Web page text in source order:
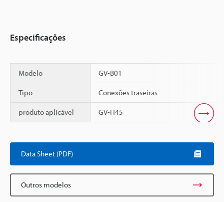
Especificações
Modelo GV-B01
Tipo Conexões traseiras
produto aplicável GV-H45
Data Sheet (PDF)
Outros modelos